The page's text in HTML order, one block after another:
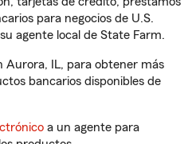
para negocios de U.S.
agente local de State Farm.
Aurora, IL, para obtener más
bancarios disponibles de
a un agente para